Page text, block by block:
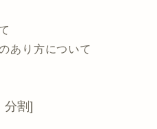
あり方について
分割]